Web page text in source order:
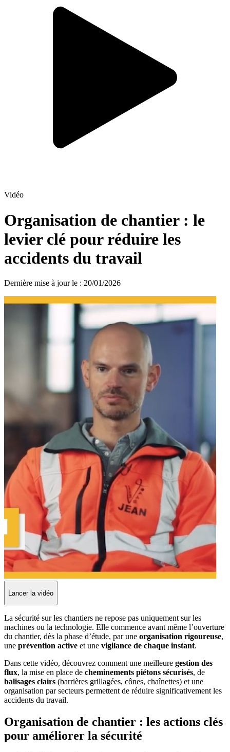
Vidéo
Organisation de chantier : le
levier clé pour réduire les
accidents du travail
Dernière mise à jour le : 20/01/2026
Lancer la vidéo
La sécurité sur les chantiers ne repose pas uniquement sur les
machines ou la technologie. Elle commence avant même l’ouverture
du chantier, dès la phase d’étude, par une organisation rigoureuse,
une prévention active et une vigilance de chaque instant.
Dans cette vidéo, découvrez comment une meilleure gestion des
flux, la mise en place de cheminements piétons sécurisés, de
balisages clairs (barrières grillagées, cônes, chaînettes) et une
organisation par secteurs permettent de réduire significativement les
accidents du travail.
Organisation de chantier : les actions clés
pour améliorer la sécurité